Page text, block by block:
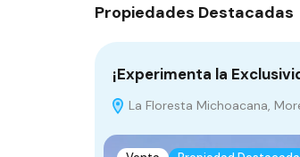
Propiedades Destacadas
¡Experimenta la
La Floresta Michoacana,